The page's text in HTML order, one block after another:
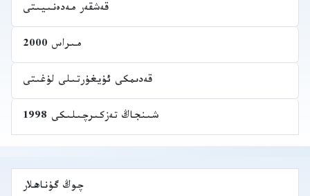
قەشقەر مەدەنىيىتى
مىراس 2000
قەدىمكى ئۇيغۇرتىلى لۇغىتى
شىنجاڭ تەزكىرچىلىكى 1998
چوڭ گۇناھلار